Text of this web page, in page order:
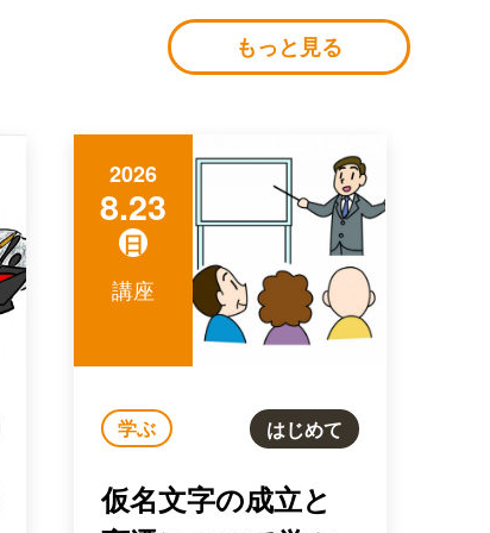
もっと見る
2026
8.23
日
講座
学ぶ はじめて
仮名文字の成立と